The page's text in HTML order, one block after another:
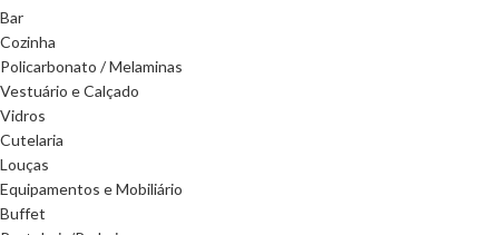
Bar
Cozinha
Policarbonato / Melaminas
Vestuário e Calçado
Vidros
Cutelaria
Louças
Equipamentos e Mobiliário
Buffet